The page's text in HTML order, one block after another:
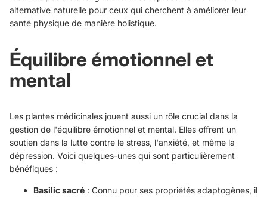
alternative naturelle pour ceux qui cherchent à améliorer leur
santé physique de manière holistique.
Équilibre émotionnel et
mental
Les plantes médicinales jouent aussi un rôle crucial dans la
gestion de l'équilibre émotionnel et mental. Elles offrent un
soutien dans la lutte contre le stress, l'anxiété, et même la
dépression. Voici quelques-unes qui sont particulièrement
bénéfiques :
Basilic sacré : Connu pour ses propriétés adaptogènes, il